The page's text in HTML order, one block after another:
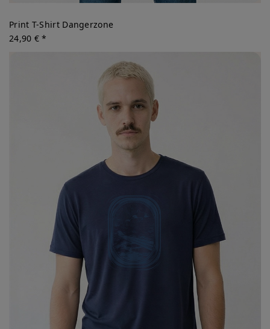
Print T-Shirt Dangerzone
24,90 € *